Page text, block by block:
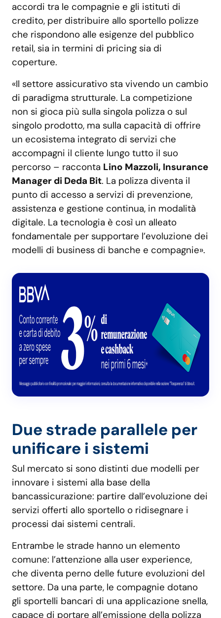
accordi tra le compagnie e gli istituti di
credito, per distribuire allo sportello polizze
che rispondono alle esigenze del pubblico
retail, sia in termini di pricing sia di
coperture.
«Il settore assicurativo sta vivendo un cambio
di paradigma strutturale. La competizione
non si gioca più sulla singola polizza o sul
singolo prodotto, ma sulla capacità di offrire
un ecosistema integrato di servizi che
accompagni il cliente lungo tutto il suo
percorso – racconta Lino Mazzoli, Insurance
Manager di Deda Bit. La polizza diventa il
punto di accesso a servizi di prevenzione,
assistenza e gestione continua, in modalità
digitale. La tecnologia è così un alleato
fondamentale per supportare l’evoluzione dei
modelli di business di banche e compagnie».
Due strade parallele per
unificare i sistemi
Sul mercato si sono distinti due modelli per
innovare i sistemi alla base della
bancassicurazione: partire dall’evoluzione dei
servizi offerti allo sportello o ridisegnare i
processi dai sistemi centrali.
Entrambe le strade hanno un elemento
comune: l’attenzione alla user experience,
che diventa perno delle future evoluzioni del
settore. Da una parte, le compagnie dotano
gli sportelli bancari di una applicazione snella,
capace di portare all’emissione della polizza